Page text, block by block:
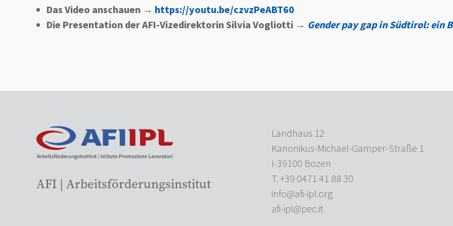
Das Video anschauen → https://youtu.be/czvzPeABT60
Die Presentation der AFI-Vizedirektorin Silvia Vogliotti → Gender pay gap in Südtirol: ein
AFI | Arbeitsförderungsinstitut
Landhaus 12
Kanonikus-Michael-Gamper-Straße 1
I-39100 Bozen
T. +39 0471 41 88 30
info@afi-ipl.org
afi-ipl@pec.it